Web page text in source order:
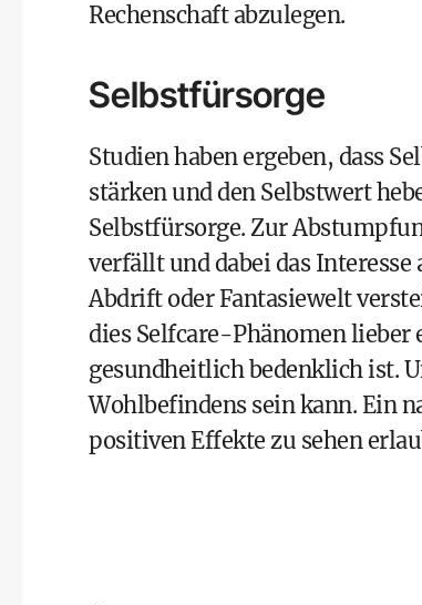
Rechenschaft abzulegen.
Selbstfürsorge
Studien haben ergeben, dass
stärken und den Selbstwert
Selbstfürsorge. Zur
verfällt und dabei das
Abdrift oder Fantasiewelt
dies Selfcare-Phänomen
gesundheitlich bedenklich ist.
Wohlbefindens sein kann. Ein
positiven Effekte zu sehen